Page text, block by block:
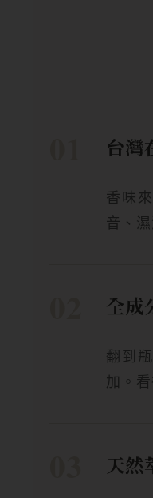
台灣
香味
音、
全成
翻到
加。
天然